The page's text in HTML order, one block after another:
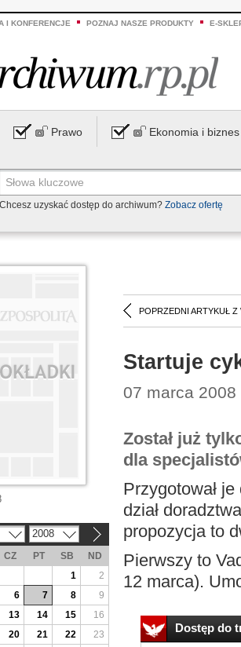
I KONFERENCJE POZNAJ NASZE PRODUKTY E-
Prawo Ekonomia i biznes
Chcesz uzyskać dostęp do archiwum? Zobacz ofertę
POPRZEDNI ARTYKUŁ Z
Startuje
07 marca 2008
Został już
dla
Przygotował
dział
propozycja to
Pierwszy to
12 marca).
Dostęp do
2008
CZ PT SB
ND
1
2
6 7 8
9
13 14 15
16
20 21 22
23